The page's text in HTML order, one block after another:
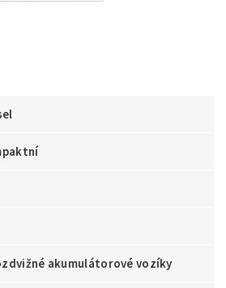
akumulátorové vozíky